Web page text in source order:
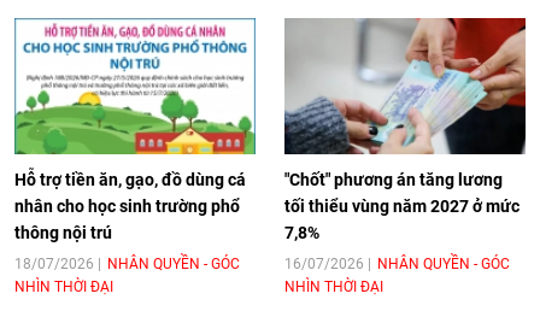
[Video] Âm nhạc flamenco gắn kết văn
hoá Việt Nam - Tây Ban Nha
11:10 17/06/2026
[Video] Trao tặng Kỷ niệm chương "Vì
hòa bình, hữu nghị giữa các dân tộc"
cho Đại sứ Hungary tại Việt Nam
Hỗ trợ tiền ăn, gạo, đồ dùng cá
nhân cho học sinh trường phổ
thông nội trú
18/07/2026
NHÂN QUYỀN - GÓC
NHÌN THỜI ĐẠI
"Chốt" phương án tăng lương
tối thiểu vùng năm 2027 ở mức
7,8%
16/07/2026
NHÂN QUYỀN - GÓC
NHÌN THỜI ĐẠI